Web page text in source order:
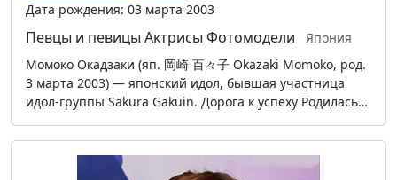
Дата рождения: 03 марта 2003
Певцы и певицы Актрисы Фотомодели
Япония
Момоко Окадзаки (яп. 岡崎 百々子 Okazaki Momoko, род.
3 марта 2003) — японский идол, бывшая участница
идол-группы Sakura Gakuin. Дорога к успеху Родилась…